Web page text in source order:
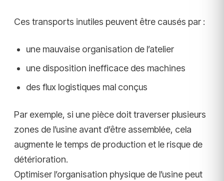
Ces transports inutiles peuvent être causés par :
une mauvaise organisation de l’atelier
une disposition inefficace des machines
des flux logistiques mal conçus
Par exemple, si une pièce doit traverser plusieurs
zones de l’usine avant d’être assemblée, cela
augmente le temps de production et le risque de
détérioration.
Optimiser l’organisation physique de l’usine peut